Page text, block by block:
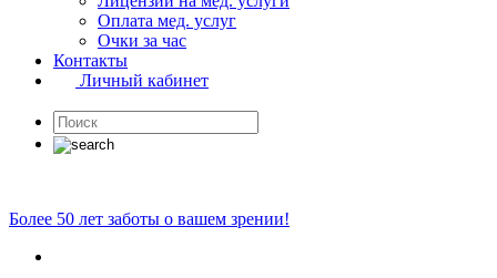
Оплата мед. услуг
Очки за час
Контакты
Личный кабинет
Более 50 лет заботы о вашем зрении!